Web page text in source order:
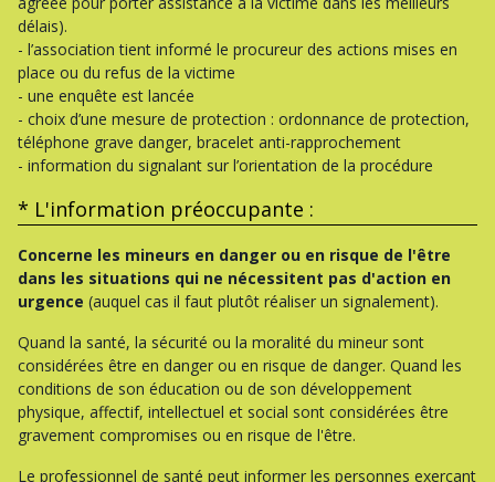
délais).
- l’association tient informé le procureur des actions mises en
place ou du refus de la victime
- une enquête est lancée
- choix d’une mesure de protection : ordonnance de protection,
téléphone grave danger, bracelet anti-rapprochement
- information du signalant sur l’orientation de la procédure
* L'information préoccupante :
Concerne les mineurs en danger ou en risque de l'être
dans les situations qui ne nécessitent pas d'action en
urgence (auquel cas il faut plutôt réaliser un signalement).
Quand la santé, la sécurité ou la moralité du mineur sont
considérées être en danger ou en risque de danger. Quand les
conditions de son éducation ou de son développement
physique, affectif, intellectuel et social sont considérées être
gravement compromises ou en risque de l'être.
Le professionnel de santé peut informer les personnes exerçant